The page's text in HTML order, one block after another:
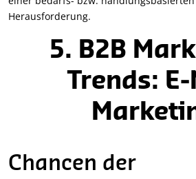
Herausforderung.
5. B2B
Trends: E-
Chancen der